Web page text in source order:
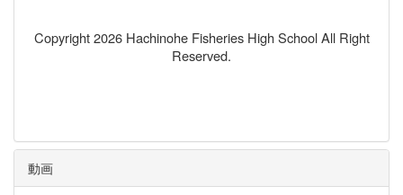
Copyright 2026 Hachinohe Fisheries High School All Right
Reserved.
動画